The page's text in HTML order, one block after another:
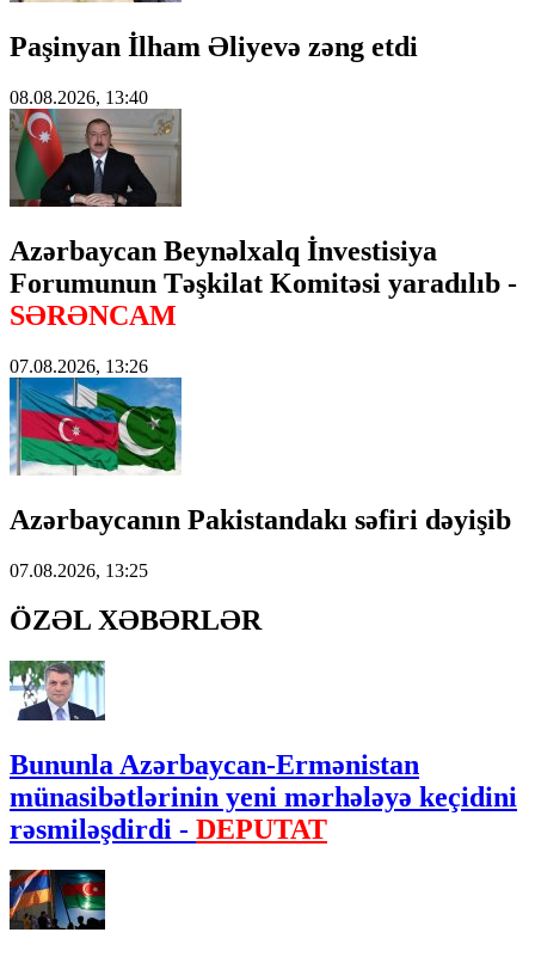
Paşinyan İlham Əliyevə zəng etdi
08.08.2026, 13:40
Azərbaycan Beynəlxalq İnvestisiya
Forumunun Təşkilat Komitəsi yaradılıb -
SƏRƏNCAM
07.08.2026, 13:26
Azərbaycanın Pakistandakı səfiri dəyişib
07.08.2026, 13:25
ÖZƏL XƏBƏRLƏR
Bununla Azərbaycan-Ermənistan
münasibətlərinin yeni mərhələyə keçidini
rəsmiləşdirdi - DEPUTAT